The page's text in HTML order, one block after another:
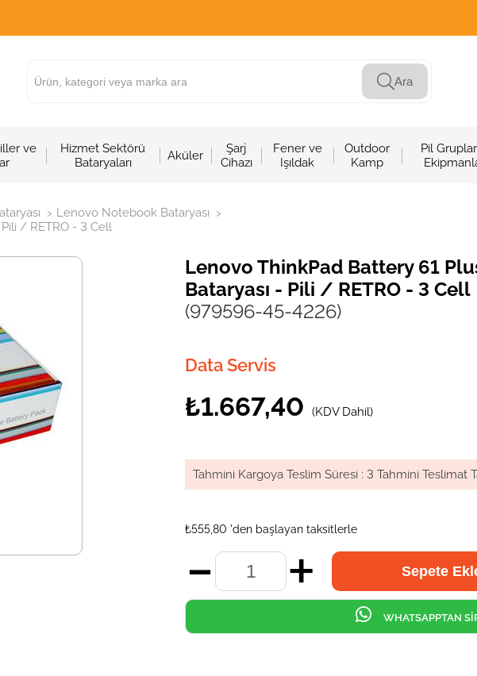
Ara
ve
Hizmet Sektörü
Bataryaları
Aküler
Şarj
Cihazı
Fener ve
Işıldak
Outdoor
Kamp
Pil
> Lenovo Notebook Bataryası >
/ RETRO - 3 Cell
Lenovo ThinkPad Battery 61
Bataryası - Pili / RETRO - 3 Cell
(979596-45-4226)
Data Servis
₺1.667,40 (KDV Dahil)
Tahmini Kargoya Teslim Süresi : 3 Tahmini Teslimat
₺555,80 'den başlayan taksitlerle
WHATSAPPTAN